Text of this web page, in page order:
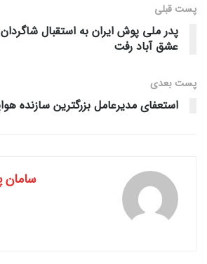
پست قبلی
پدر ملی پوش ایران به استقبال
عشق آباد رفت
پست‌ بعدی
استعفای مدیرعامل بزرگترین سازنده
سامان